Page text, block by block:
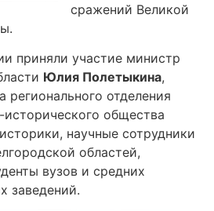
сражений Великой
приняли участие министр
Юлия Полетыкина,
регионального отделения
общества
научные сотрудники
областей,
вузов и средних
заведений.